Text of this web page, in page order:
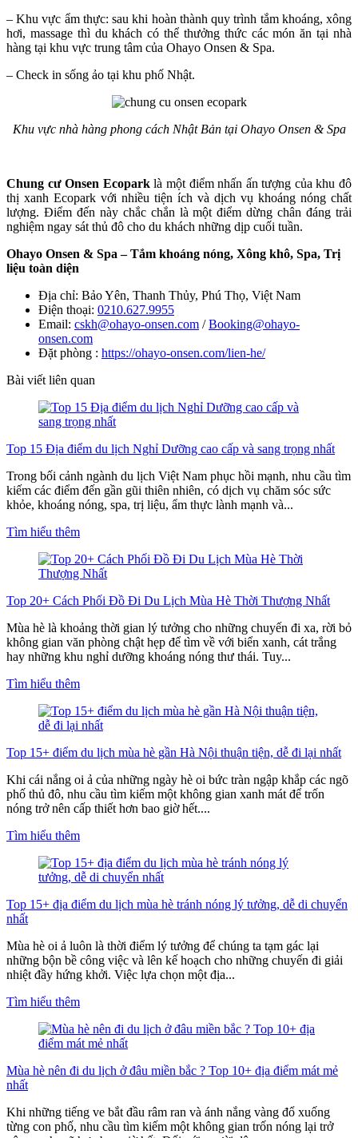
– Khu vực ẩm thực: sau khi hoàn thành quy trình tắm khoáng, xông
hơi, massage thì du khách có thể thưởng thức các món ăn tại nhà
hàng tại khu vực trung tâm của Ohayo Onsen & Spa.
– Check in sống ảo tại khu phố Nhật.
Khu vực nhà hàng phong cách Nhật Bản tại Ohayo Onsen & Spa
Chung cư Onsen Ecoparklà một điểm nhấn ấn tượng của khu đô
thị xanh Ecopark với nhiều tiện ích và dịch vụ khoáng nóng chất
lượng. Điểm đến này chắc chắn là một điểm dừng chân đáng trải
nghiệm ngay sát thủ đô cho du khách những dịp cuối tuần.
Ohayo Onsen & Spa – Tắm khoáng nóng, Xông khô, Spa, Trị
liệu toàn diện
Địa chỉ: Bảo Yên, Thanh Thủy, Phú Thọ, Việt Nam
Điện thoại: 0210.627.9955
Email: cskh@ohayo-onsen.com /Booking@ohayo-
onsen.com
Đặt phòng : https://ohayo-onsen.com/lien-he/
Bài viết liên quan
Top 15 Địa điểm du lịch Nghỉ Dưỡng cao cấp và sang trọng nhất
Trong bối cảnh ngành du lịch Việt Nam phục hồi mạnh, nhu cầu tìm
kiếm các điểm đến gần gũi thiên nhiên, có dịch vụ chăm sóc sức
khỏe, khoáng nóng, spa, trị liệu, ẩm thực lành mạnh và...
Tìm hiểu thêm
Top 20+ Cách Phối Đồ Đi Du Lịch Mùa Hè Thời Thượng Nhất
Mùa hè là khoảng thời gian lý tưởng cho những chuyến đi xa, rời bỏ
không gian văn phòng chật hẹp để tìm về với biển xanh, cát trắng
hay những khu nghỉ dưỡng khoáng nóng thư thái. Tuy...
Tìm hiểu thêm
Top 15+ điểm du lịch mùa hè gần Hà Nội thuận tiện, dễ đi lại nhất
Khi cái nắng oi ả của những ngày hè oi bức tràn ngập khắp các ngõ
phố thủ đô, nhu cầu tìm kiếm một không gian xanh mát để trốn
nóng trở nên cấp thiết hơn bao giờ hết....
Tìm hiểu thêm
Top 15+ địa điểm du lịch mùa hè tránh nóng lý tưởng, dễ di chuyển
nhất
Mùa hè oi ả luôn là thời điểm lý tưởng để chúng ta tạm gác lại
những bộn bề công việc và lên kế hoạch cho những chuyến đi giải
nhiệt đầy hứng khởi. Việc lựa chọn một địa...
Tìm hiểu thêm
Mùa hè nên đi du lịch ở đâu miền bắc ? Top 10+ địa điểm mát mẻ
nhất
Khi những tiếng ve bắt đầu râm ran và ánh nắng vàng đổ xuống
từng con phố, nhu cầu tìm kiếm một không gian trốn nóng lại trở